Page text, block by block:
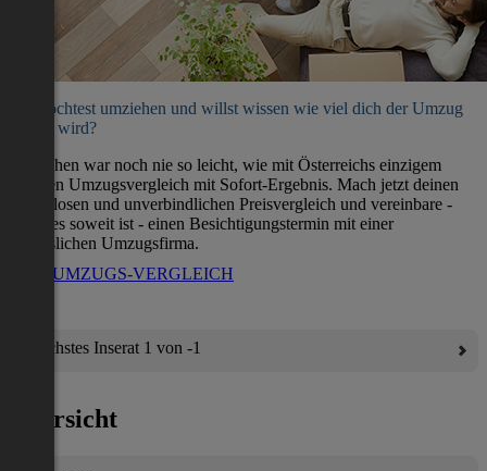
Du möchtest umziehen und willst wissen wie viel dich der Umzug
kosten wird?
Umziehen war noch nie so leicht, wie mit Österreichs einzigem
direkten Umzugsvergleich mit Sofort-Ergebnis. Mach jetzt deinen
kostenlosen und unverbindlichen Preisvergleich und vereinbare -
wenn es soweit ist - einen Besichtigungstermin mit einer
verlässlichen Umzugsfirma.
ZUM UMZUGS-VERGLEICH
Nächstes Inserat 1 von -1
Übersicht